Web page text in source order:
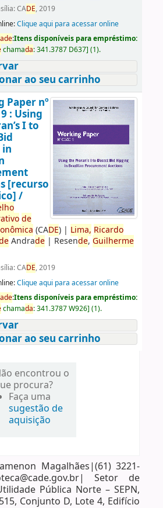
CADE, 2019
Clique aqui para acessar online
de:Itens disponíveis para empréstimo:
chamada:341.3787 D637] (1).
ao seu carrinho
Paper nº
: Using
I to
[recurso
/
de
(CADE)| Lima, Ricardo
Andrade| Resende, Guilherme
CADE, 2019
Clique aqui para acessar online
de:Itens disponíveis para empréstimo:
chamada:341.3787 W926] (1).
ao seu carrinho
encontrou o
procura?
Faça uma
sugestão de
aquisição
Magalhães|(61) 3221-
Setor de
Pública Norte – SEPN,
Conjunto D, Lote 4, Edifício